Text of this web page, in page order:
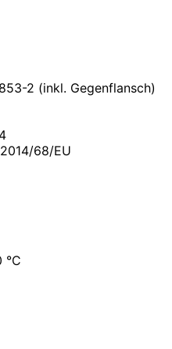
2 (inkl. Gegenflansch)
68/EU
°C